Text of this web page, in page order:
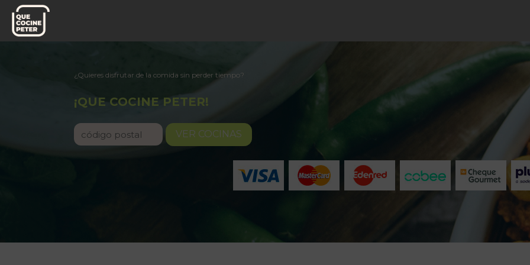
¿Quieres disfrutar de la comida sin perder tiempo?
¡QUE COCINE PETER!
VER COCINAS